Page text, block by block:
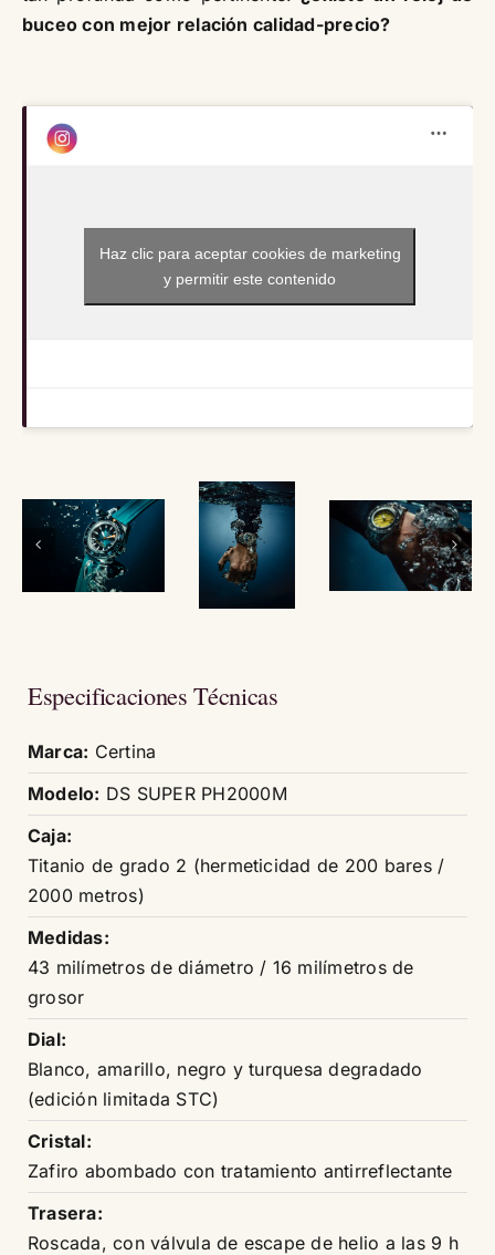
buceo con mejor relación calidad-precio?
Haz clic para aceptar cookies de marketing
y permitir este contenido
Especificaciones Técnicas
Marca: Certina
Modelo: DS SUPER PH2000M
Caja:
Titanio de grado 2 (hermeticidad de 200 bares /
2000 metros)
Medidas:
43 milímetros de diámetro / 16 milímetros de
grosor
Dial:
Blanco, amarillo, negro y turquesa degradado
(edición limitada STC)
Cristal:
Zafiro abombado con tratamiento antirreflectante
Trasera:
Roscada, con válvula de escape de helio a las 9 h